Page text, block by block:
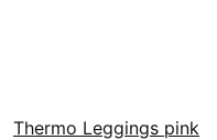
Thermo Leggings pink